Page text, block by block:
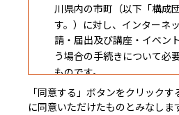
川県内の市町（以下「構成
す。）に対し、インターネ
請・届出及び講座・イベン
う場合の手続きについて必
ものです。
「同意する」ボタンをクリック
に同意いただけたものとみなしま